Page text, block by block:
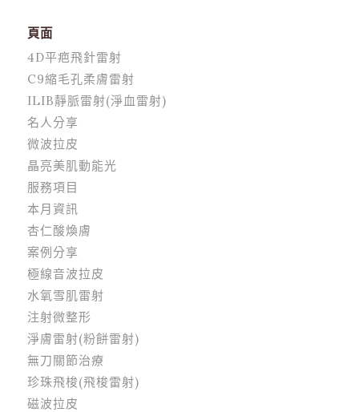
頁面
4D平疤飛針雷射
C9縮毛孔柔膚雷射
ILIB靜脈雷射(淨血雷射)
名人分享
微波拉皮
晶亮美肌動能光
服務項目
本月資訊
杏仁酸煥膚
案例分享
極線音波拉皮
水氧雪肌雷射
注射微整形
淨膚雷射(粉餅雷射)
無刀關節治療
珍珠飛梭(飛梭雷射)
磁波拉皮